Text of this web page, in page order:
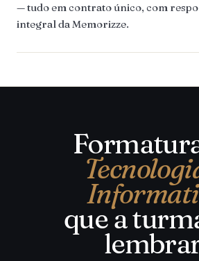
— tudo em contrato único, com
integral da Memorizze.
que a